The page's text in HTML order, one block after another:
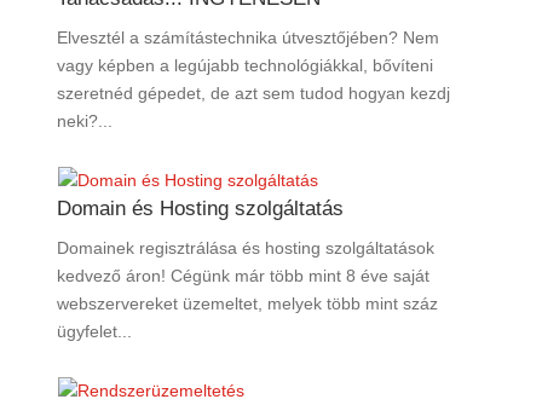
Elvesztél a számítástechnika útvesztőjében? Nem
vagy képben a legújabb technológiákkal, bővíteni
szeretnéd gépedet, de azt sem tudod hogyan kezdj
neki?...
Domain és Hosting szolgáltatás
Domainek regisztrálása és hosting szolgáltatások
kedvező áron! Cégünk már több mint 8 éve saját
webszervereket üzemeltet, melyek több mint száz
ügyfelet...